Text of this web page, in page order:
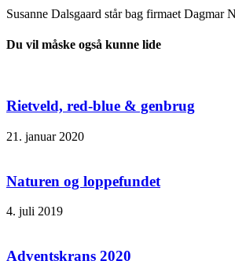
Susanne Dalsgaard står bag firmaet Dagmar
Du vil måske også kunne lide
Rietveld, red-blue & genbrug
21. januar 2020
Naturen og loppefundet
4. juli 2019
Adventskrans 2020